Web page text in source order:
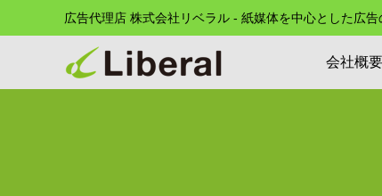
広告代理店 株式会社リベラル - 紙媒体を中心とした広
会社概要